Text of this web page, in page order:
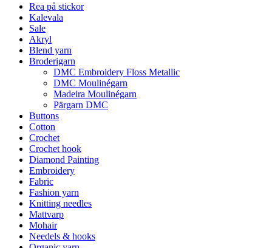
Rea på stickor
Kalevala
Sale
Akryl
Blend yarn
Broderigarn
DMC Embroidery Floss Metallic
DMC Moulinégarn
Madeira Moulinégarn
Pärgarn DMC
Buttons
Cotton
Crochet
Crochet hook
Diamond Painting
Embroidery
Fabric
Fashion yarn
Knitting needles
Mattvarp
Mohair
Needels & hooks